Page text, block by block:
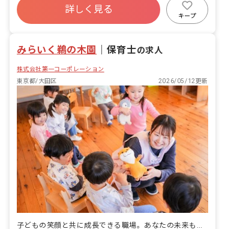
＊おやつ・昼食のサポート、トイレサポ
ート ＊遊び、絵本の読み聞かせ、お昼寝
対応など
社会保険完備
有給
福利厚生充実
詳しく見る
キープ
みらいく鵜の木園 保育士の求人
株式会社第一コーポレーション
東京都/大田区
2026/05/12更新